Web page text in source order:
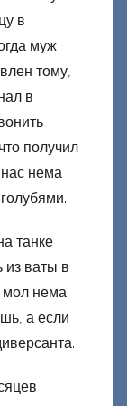
в
муж
тому,
в
получил
нема
танке
из ваты в
мол нема
а если